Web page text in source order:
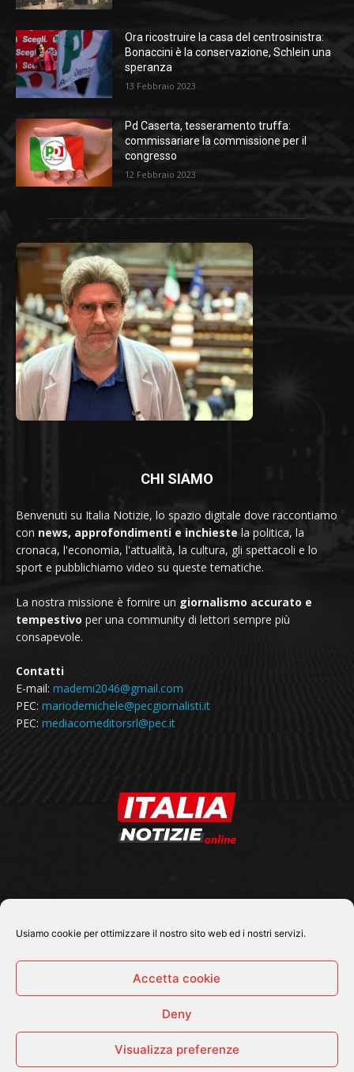
Usiamo cookie per ottimizzare il nostro sito web ed i nostri servizi.
Accetta cookie
Deny
Visualizza preferenze
Ora ricostruire la casa del centrosinistra:
Bonaccini è la conservazione, Schlein una
speranza
13 Febbraio 2023
Pd Caserta, tesseramento truffa:
commissariare la commissione per il
congresso
12 Febbraio 2023
CHI SIAMO
Benvenuti su Italia Notizie, lo spazio digitale dove raccontiamo
con news, approfondimenti e inchieste la politica, la
cronaca, l'economia, l'attualità, la cultura, gli spettacoli e lo
sport e pubblichiamo video su queste tematiche.
La nostra missione è fornire un giornalismo accurato e
tempestivo per una community di lettori sempre più
consapevole.
Contatti
E-mail: mademi2046@gmail.com
PEC: mariodemichele@pecgiornalisti.it
PEC: mediacomeditorsrl@pec.it
SEGUICI SU
© 2026 Tutti i diritti riservati - Italia Notizie .online |
Cronaca Economia